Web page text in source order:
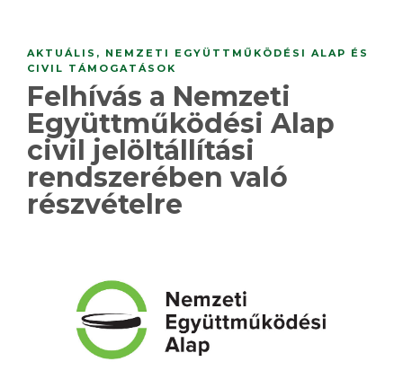
AKTUÁLIS , NEMZETI EGYÜTTMŰKÖDÉSI ALAP ÉS
CIVIL TÁMOGATÁSOK
Felhívás a Nemzeti
Együttműködési Alap
civil jelöltállítási
rendszerében való
részvételre